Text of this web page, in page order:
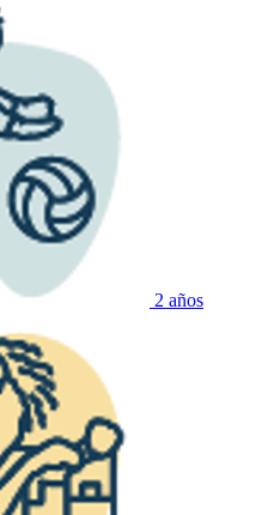
2 años